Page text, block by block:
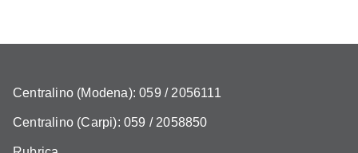
Centralino (Modena): 059 / 2056111
Centralino (Carpi): 059 / 2058850